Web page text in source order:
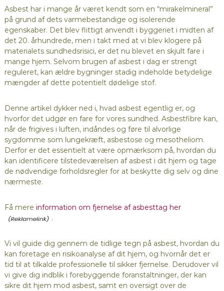
Asbest har i mange år været kendt som en “mirakelmineral”
på grund af dets varmebestandige og isolerende
egenskaber. Det blev flittigt anvendt i byggeriet i midten af
det 20. århundrede, men i takt med at vi blev klogere på
materialets sundhedsrisici, er det nu blevet en skjult fare i
mange hjem. Selvom brugen af asbest i dag er strengt
reguleret, kan ældre bygninger stadig indeholde betydelige
mængder af dette potentielt dødelige stof.
Denne artikel dykker ned i, hvad asbest egentlig er, og
hvorfor det udgør en fare for vores sundhed. Asbestfibre kan,
når de frigives i luften, indåndes og føre til alvorlige
sygdomme som lungekræft, asbestose og mesotheliom.
Derfor er det essentielt at være opmærksom på, hvordan du
kan identificere tilstedeværelsen af asbest i dit hjem og tage
de nødvendige forholdsregler for at beskytte dig selv og dine
nærmeste.
Få mere information om fjernelse af asbesttag her
.
Vi vil guide dig gennem de tidlige tegn på asbest, hvordan du
kan foretage en risikoanalyse af dit hjem, og hvornår det er
tid til at tilkalde professionelle til sikker fjernelse. Derudover vil
vi give dig indblik i forebyggende foranstaltninger, der kan
sikre dit hjem mod asbest, samt en oversigt over de